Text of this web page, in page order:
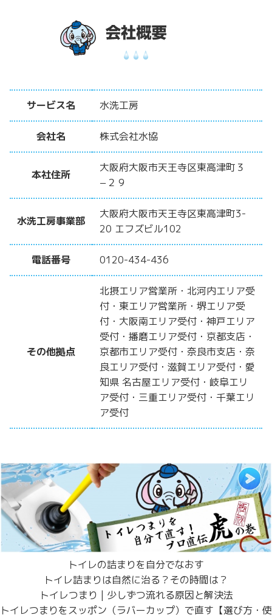
サービス名 水洗工房
会社名 株式会社水協
本社住所
大阪府大阪市天王寺区東高津町３
−２９
水洗工房事業部
大阪府大阪市天王寺区東高津町3-
20 エフズビル102
電話番号 0120-434-436
その他拠点
北摂エリア営業所・北河内エリア受
付・東エリア営業所・堺エリア受
付・大阪南エリア受付・神戸エリア
受付・播磨エリア受付・京都支店・
京都市エリア受付・奈良市支店・奈
良エリア受付・滋賀エリア受付・愛
知県 名古屋エリア受付・岐阜エリ
ア受付・三重エリア受付・千葉エリ
ア受付
トイレの詰まりを自分でなおす
トイレ詰まりは自然に治る？その時間は？
トイレつまり | 少しずつ流れる原因と解決法
トイレつまりをスッポン（ラバーカップ）で直す【選び方・使